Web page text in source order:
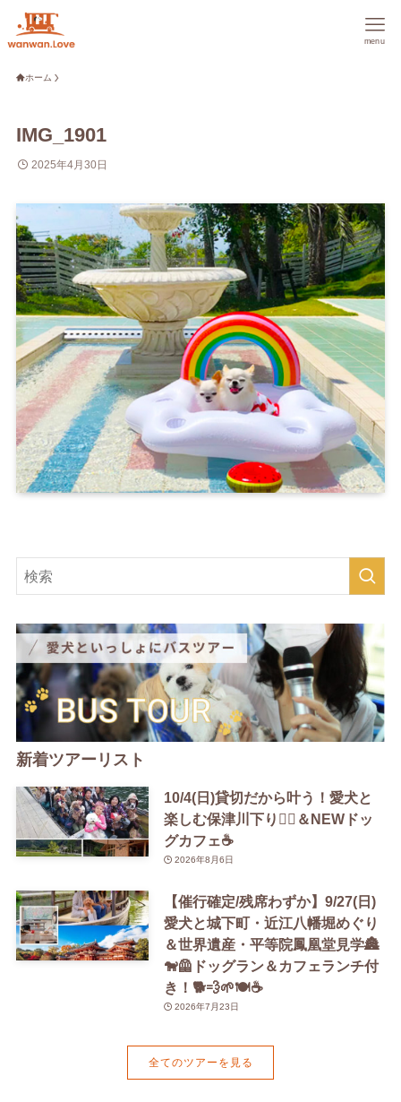
menu
ホーム
IMG_1901
2025年4月30日
新着ツアーリスト
10/4(日)貸切だから叶う！愛犬と
楽しむ保津川下り🚣‍♀️＆NEWドッ
グカフェ☕️
2026年8月6日
【催行確定/残席わずか】9/27(日)
愛犬と城下町・近江八幡堀めぐり
＆世界遺産・平等院鳳凰堂見学🏯
🐕‍🦺ドッグラン＆カフェランチ付
き！🐕💨🌱🍽️☕️
2026年7月23日
全てのツアーを見る